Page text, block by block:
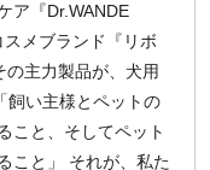
ア『Dr.WANDE
メブランド『リボ
主力製品が、犬用
飼い主様とペットの
こと、そしてペット
こと」 それが、私た